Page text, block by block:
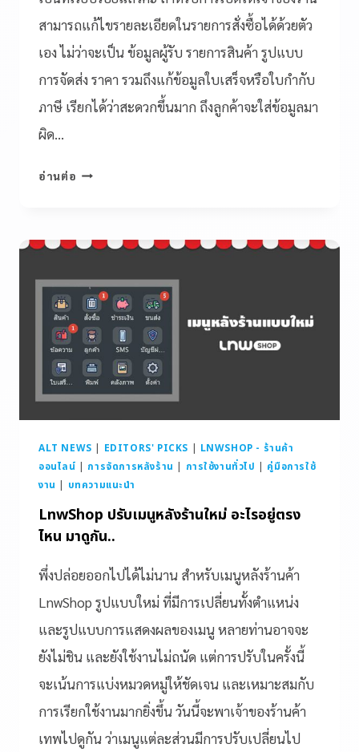
สามารถแก้ไขรายละเอียดในรายการสั่งซื้อได้ด้วยตัว
เอง ไม่ว่าจะเป็น ข้อมูลผู้รับ รายการสินค้า รูปแบบ
การจัดส่ง ราคา รวมถึงแก้ข้อมูลใบเสร็จหรือใบกำกับ
ภาษี เรียกได้ว่าสะดวกขึ้นมาก ถึงลูกค้าจะใส่ข้อมูลมา
ผิด…
อ่านต่อ
ALT NEWS | EDITORS' PICKS | LNWSHOP - ร้านค้า
ออนไลน์ | การจัดการหลังร้าน | การใช้งานทั่วไป | คู่มือการใช้
งาน | บทความแนะนำ
LnwShop ปรับเมนูหลังร้านใหม่ อะไรอยู่ตรง
ไหน มาดูกัน..
พึ่งปล่อยออกไปได้ไม่นาน สำหรับเมนูหลังร้านค้า
LnwShop รูปแบบใหม่ ที่มีการเปลี่ยนทั้งตำแหน่ง
และรูปแบบการแสดงผลของเมนู หลายท่านอาจจะ
ยังไม่ชิน และยังใช้งานไม่ถนัด แต่การปรับในครั้งนี้
จะเน้นการแบ่งหมวดหมู่ให้ชัดเจน และเหมาะสมกับ
การเรียกใช้งานมากยิ่งขึ้น วันนี้จะพาเจ้าของร้านค้า
เทพไปดูกัน ว่าเมนูแต่ละส่วนมีการปรับเปลี่ยนไป